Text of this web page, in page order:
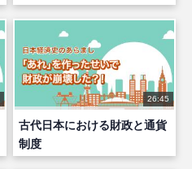
26:45
古代日本における財政と通貨
制度